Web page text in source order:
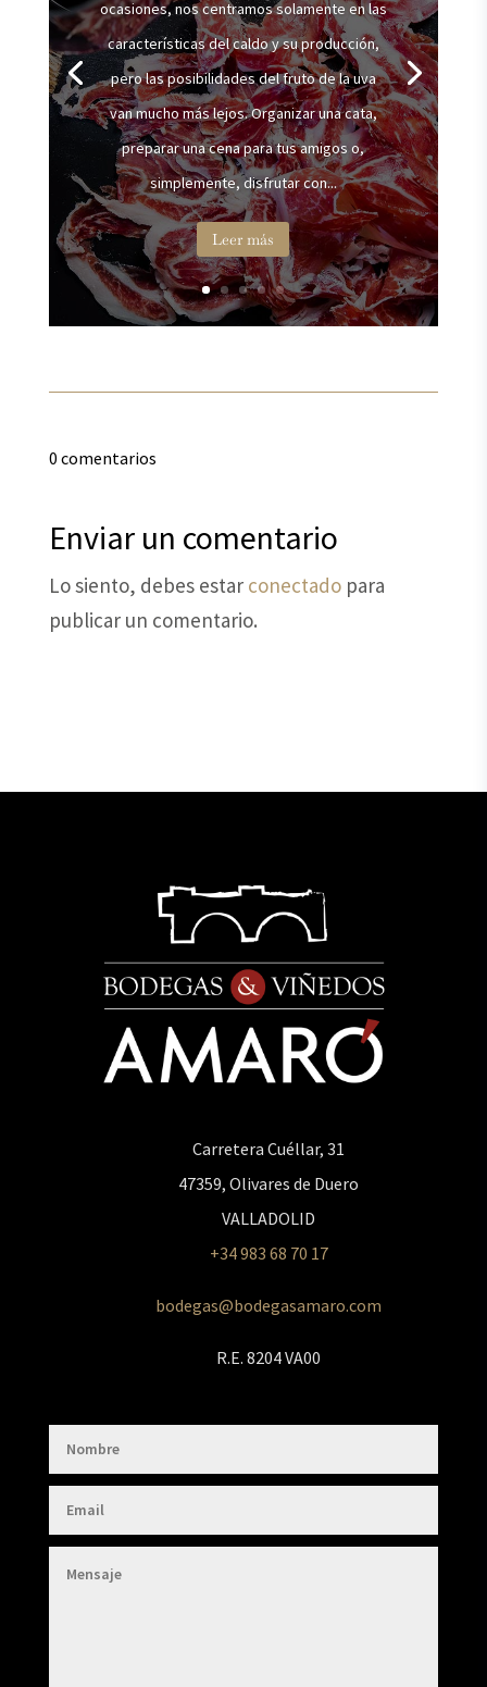
ocasiones, nos centramos solamente en las
características del caldo y su producción,
pero las posibilidades del fruto de la uva
van mucho más lejos. Organizar una cata,
preparar una cena para tus amigos o,
simplemente, disfrutar con...
Leer más
0 comentarios
Enviar un comentario
Lo siento, debes estar conectadopara
publicar un comentario.
Carretera Cuéllar, 31
47359, Olivares de Duero
VALLADOLID
+34 983 68 70 17
bodegas@bodegasamaro.com
R.E. 8204 VA00